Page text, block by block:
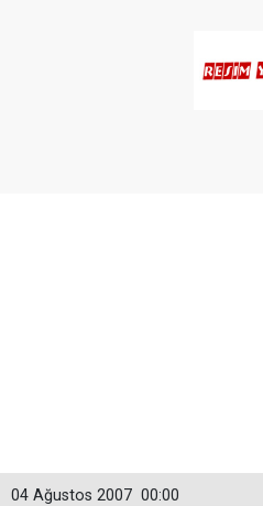
00:00
04 Ağustos 2007